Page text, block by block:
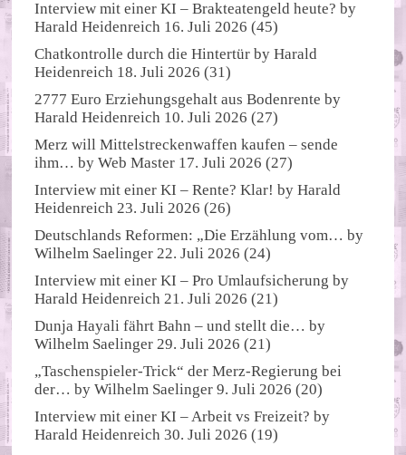
Interview mit einer KI – Brakteatengeld heute? by
Harald Heidenreich 16. Juli 2026 (45)
Chatkontrolle durch die Hintertür byHarald
Heidenreich 18. Juli 2026 (31)
2777 Euro Erziehungsgehalt aus Bodenrente by
Harald Heidenreich 10. Juli 2026 (27)
Merz will Mittelstreckenwaffen kaufen – sende
ihm… byWeb Master 17. Juli 2026 (27)
Interview mit einer KI – Rente? Klar! byHarald
Heidenreich 23. Juli 2026 (26)
Deutschlands Reformen: „Die Erzählung vom… by
Wilhelm Saelinger 22. Juli 2026 (24)
Interview mit einer KI – Pro Umlaufsicherung by
Harald Heidenreich 21. Juli 2026 (21)
Dunja Hayali fährt Bahn – und stellt die… by
Wilhelm Saelinger 29. Juli 2026 (21)
„Taschenspieler-Trick“ der Merz-Regierung bei
der… byWilhelm Saelinger 9. Juli 2026 (20)
Interview mit einer KI – Arbeit vs Freizeit? by
Harald Heidenreich 30. Juli 2026 (19)